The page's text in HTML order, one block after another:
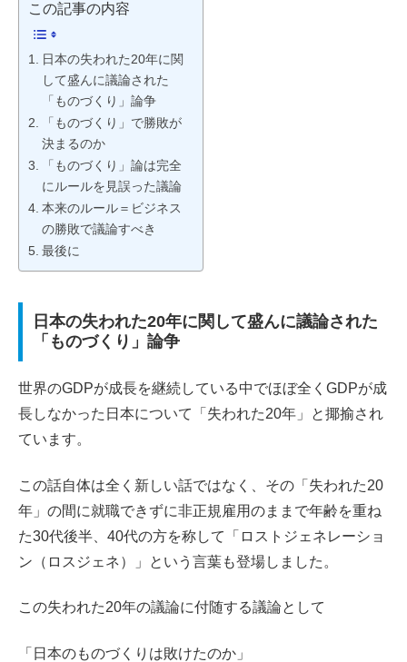
この記事の内容
日本の失われた20年に関
して盛んに議論された
「ものづくり」論争
「ものづくり」で勝敗が
決まるのか
「ものづくり」論は完全
にルールを見誤った議論
本来のルール＝ビジネス
の勝敗で議論すべき
最後に
日本の失われた20年に関して盛んに議論された
「ものづくり」論争
世界のGDPが成長を継続している中でほぼ全くGDPが成
長しなかった日本について「失われた20年」と揶揄され
ています。
この話自体は全く新しい話ではなく、その「失われた20
年」の間に就職できずに非正規雇用のままで年齢を重ね
た30代後半、40代の方を称して「ロストジェネレーショ
ン（ロスジェネ）」という言葉も登場しました。
この失われた20年の議論に付随する議論として
「日本のものづくりは敗けたのか」